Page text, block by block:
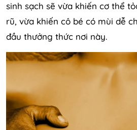
sinh sạch sẽ vừa khiến cơ thể
rũ, vừa khiến cô bé có mùi dễ
đầu thưởng thức nơi này.